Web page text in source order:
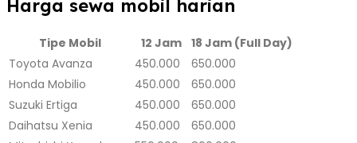
Harga sewa mobil harian
Tipe Mobil 12 Jam 18 Jam (Full Day)
Toyota Avanza
450.000
650.000
Honda Mobilio
450.000
650.000
Suzuki Ertiga
450.000
650.000
Daihatsu Xenia
450.000
650.000